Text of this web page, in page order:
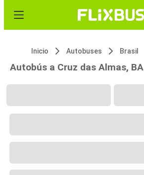
Inicio Autobuses Brasil
Autobús a Cruz das Almas, BA